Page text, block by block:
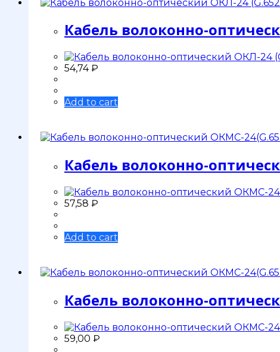
Кабель волоконно-
54,74₽
Add to cart
Кабель волоконно-
57,58 ₽
Add to cart
Кабель волоконно-
59,00 ₽